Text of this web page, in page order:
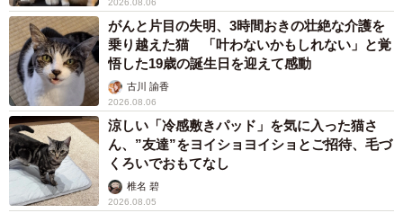
2/4
2021年10月に起きた近鉄奈良駅前で雄鹿が車にはねられた現場（川地さ
ん提供）
交通事故、ゴミの誤食…奈良公園の鹿がおかれて
いる現状とは？
──奈良公園を歩き始めたのは。
「奈良公園を歩きだしたのはもう随分前でいつ頃からか忘
2026.08.06
がんと片目の失明、3時間おきの壮絶な介護を
乗り越えた猫 「叶わないかもしれない」と覚
悟した19歳の誕生日を迎えて感動
古川 諭香
2026.08.06
涼しい「冷感敷きパッド」を気に入った猫さ
ん、”友達”をヨイショヨイショとご招待、毛づ
くろいでおもてなし
椎名 碧
2026.08.05